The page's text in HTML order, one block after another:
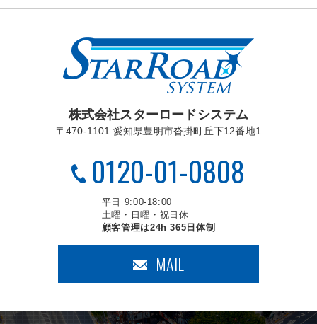
株式会社スターロードシステム
〒470-1101 愛知県豊明市沓掛町丘下12番地1
0120-01-0808
平日 9:00-18:00
土曜・日曜・祝日休
顧客管理は24h 365日体制
MAIL